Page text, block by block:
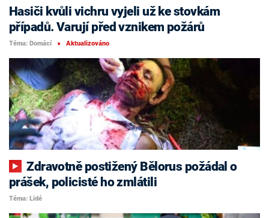
Hasiči kvůli vichru vyjeli už ke stovkám
případů. Varují před vznikem požárů
Téma: Domácí ■ Aktualizováno
Zdravotně postižený Bělorus požádal o
prášek, policisté ho zmlátili
Téma: Lidé